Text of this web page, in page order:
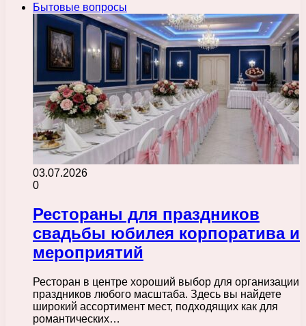
Бытовые вопросы
03.07.2026
0
Рестораны для праздников
свадьбы юбилея корпоратива и
мероприятий
Ресторан в центре хороший выбор для организации
праздников любого масштаба. Здесь вы найдете
широкий ассортимент мест, подходящих как для
романтических…